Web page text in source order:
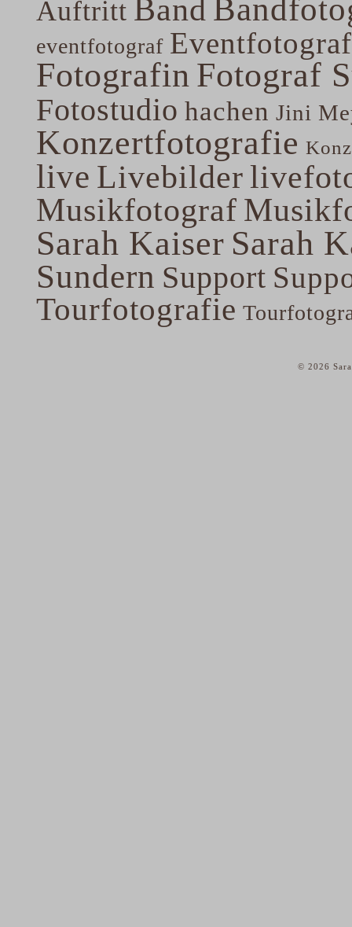
Auftritt Band
eventfotograf
Fotografin Fotograf
Fotostudio hachen Jini
Konzertfotografie
live Livebilder
Musikfotograf
Sarah Kaiser Sarah
Sundern Support
Tourfotografie
© 2026